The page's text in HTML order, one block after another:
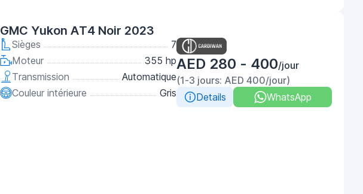
GMC Yukon AT4 Noir 2023
Sièges
7
Moteur
355 hp
Transmission
Automatique
Couleur intérieure
Gris
AED 280 - 400/jour
(1-3 jours: AED 400/jour)
Details
WhatsApp